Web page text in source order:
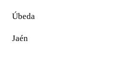
Úbeda
Jaén